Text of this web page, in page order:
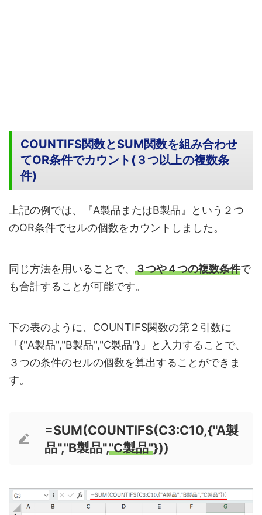
COUNTIFS関数とSUM関数を組み合わせ
てOR条件でカウント(３つ以上の複数条
件)
上記の例では、『A製品またはB製品』という２つ
のOR条件でセルの個数をカウントしました。
同じ方法を用いることで、 ３つや４つの複数条件で
も合計することが可能です。
下の表のように、COUNTIFS関数の第２引数に
「{"A製品","B製品","C製品"}」と入力することで、
３つの条件のセルの個数を算出することができま
す。
=SUM(COUNTIFS(C3:C10,{"A製
品","B製品","C製品"}))